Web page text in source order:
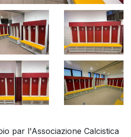
par l'Associazione Calcistica